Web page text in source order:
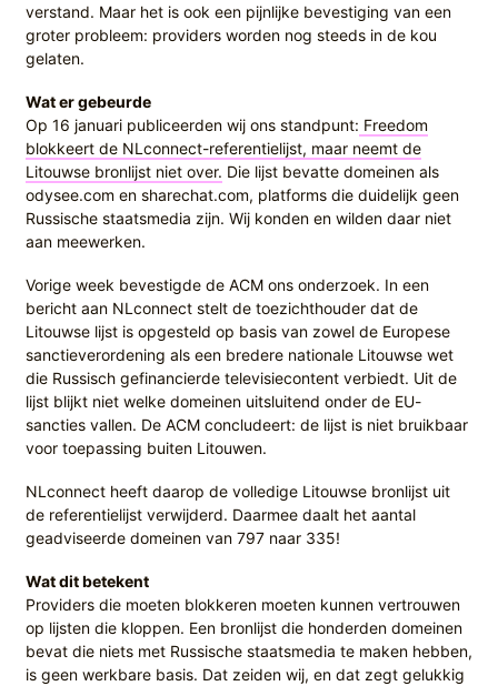
verstand. Maar het is ook een pijnlijke bevestiging van een
groter probleem: providers worden nog steeds in de kou
gelaten.
Wat er gebeurde
Op 16 januari publiceerden wij ons standpunt: Freedom
blokkeert de NLconnect-referentielijst, maar neemt de
Litouwse bronlijst niet over. Die lijst bevatte domeinen als
odysee.com en sharechat.com, platforms die duidelijk geen
Russische staatsmedia zijn. Wij konden en wilden daar niet
aan meewerken.
Vorige week bevestigde de ACM ons onderzoek. In een
bericht aan NLconnect stelt de toezichthouder dat de
Litouwse lijst is opgesteld op basis van zowel de Europese
sanctieverordening als een bredere nationale Litouwse wet
die Russisch gefinancierde televisiecontent verbiedt. Uit de
lijst blijkt niet welke domeinen uitsluitend onder de EU-
sancties vallen. De ACM concludeert: de lijst is niet bruikbaar
voor toepassing buiten Litouwen.
NLconnect heeft daarop de volledige Litouwse bronlijst uit
de referentielijst verwijderd. Daarmee daalt het aantal
geadviseerde domeinen van 797 naar 335!
Wat dit betekent
Providers die moeten blokkeren moeten kunnen vertrouwen
op lijsten die kloppen. Een bronlijst die honderden domeinen
bevat die niets met Russische staatsmedia te maken hebben,
is geen werkbare basis. Dat zeiden wij, en dat zegt gelukkig